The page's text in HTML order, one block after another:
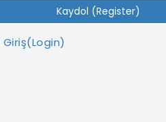
Kaydol (Register)
Giriş(Login)